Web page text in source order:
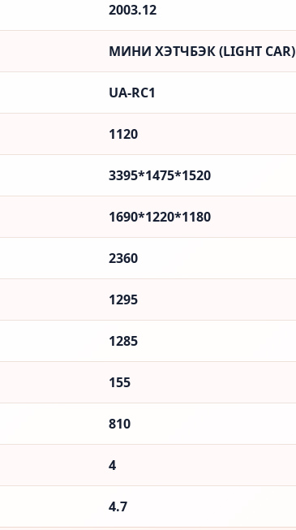
2003.12
МИНИ ХЭТЧБЭК (LIGHT CAR)
UA-RC1
1120
3395*1475*1520
1690*1220*1180
2360
1295
1285
155
810
4
4.7